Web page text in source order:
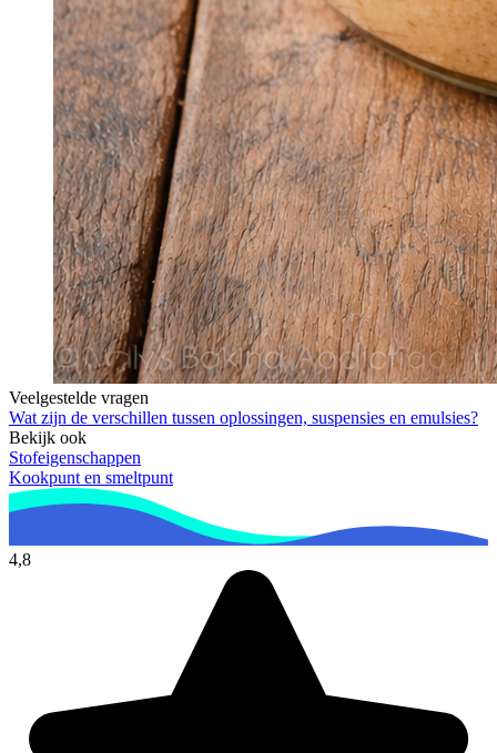
Veelgestelde vragen
Wat zijn de verschillen tussen oplossingen, suspensies en emulsies?
Bekijk ook
Stofeigenschappen
Kookpunt en smeltpunt
4,8